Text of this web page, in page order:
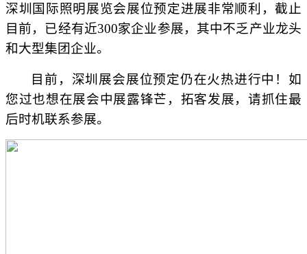
深圳国际照明展览会展位预定进展非常顺利，截止
目前，已经有近300家企业参展，其中不乏产业龙头
和大型集团企业。
目前，深圳展会展位预定仍在火热进行中！如
您过也想在展会中展露锋芒，拓客发展，请抓住最
后时机联系参展。